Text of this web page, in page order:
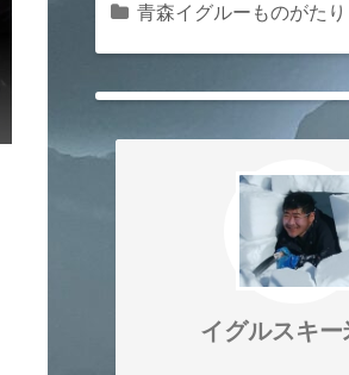
青森イグルーものがたり
イグルスキー